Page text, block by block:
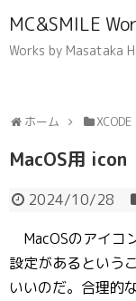
MC&SMILE
Works by Masataka
ホーム XCODE
MacOS用 icon
2024/10/28
MacOSのアイコ
設定があるという
いいのだ。合理的